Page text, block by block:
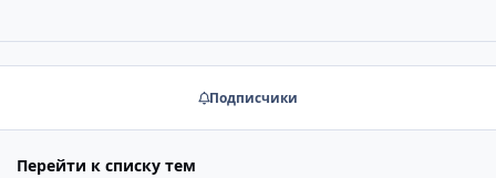
Подписчики
Перейти к списку тем